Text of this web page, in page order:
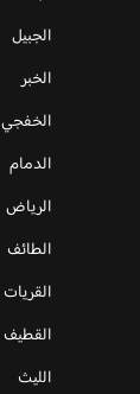
الجبيل
الخبر
الخفجي
الدمام
الرياض
الطائف
القريات
القطيف
الليث